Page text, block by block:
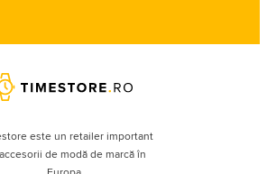
este un retailer important
de modă de marcă în